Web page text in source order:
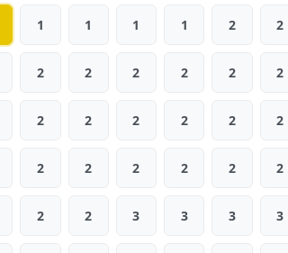
1 1 1 1 2 2
2 2 2 2 2 2
2 2 2 2 2 2
2 2 2 2 2 2
2 2 3 3 3 3